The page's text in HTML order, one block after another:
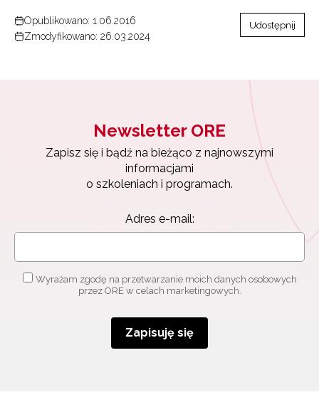
Opublikowano: 1.06.2016
Zmodyfikowano: 26.03.2024
Udostępnij
Newsletter ORE
Zapisz się i bądź na bieżąco z najnowszymi
informacjami
o szkoleniach i programach.
Adres e-mail:
Wyrażam zgodę na przetwarzanie moich danych osobowych
przez ORE w celach marketingowych.
Zapisuję się
Newsletter ORE
Zapisz się i bądź na bieżąco z najnowszymi
o szkoleniach i programach.